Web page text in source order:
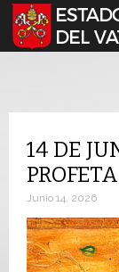
Seleccione su
14 DE
PROFETA
Junio 14, 2026